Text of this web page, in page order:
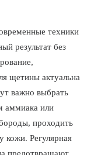
техники
результат без
щетины актуальна
важно выбрать
аммиака или
проходить
кожи. Регулярная